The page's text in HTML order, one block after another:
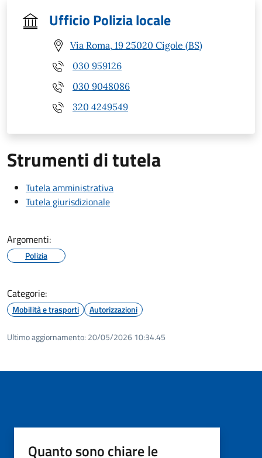
Ufficio Polizia locale
Via Roma, 19 25020 Cigole (BS)
030 959126
030 9048086
320 4249549
Strumenti di tutela
Tutela amministrativa
Tutela giurisdizionale
Argomenti:
Polizia
Categorie:
Mobilità e trasporti Autorizzazioni
Ultimo aggiornamento: 20/05/2026 10:34.45
Quanto sono chiare le